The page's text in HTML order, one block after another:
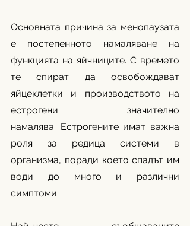
Основната причина за менопаузата
е постепенното намаляване на
функцията на яйчниците. С времето
те спират да освобождават
яйцеклетки и производството на
естрогени значително
намалява. Естрогените имат важна
роля за редица системи в
организма, поради което спадът им
води до много и различни
симптоми.